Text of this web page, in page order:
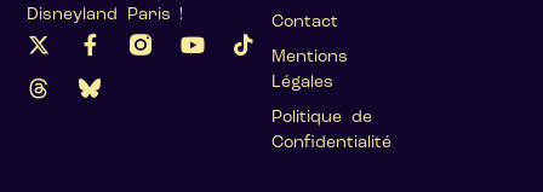
Disneyland Paris !
Contact
Mentions
Légales
Politique de
Confidentialité